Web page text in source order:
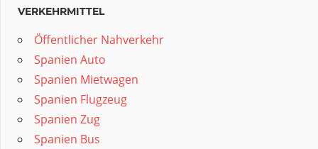
VERKEHRMITTEL
Öffentlicher Nahverkehr
Spanien Auto
Spanien Mietwagen
Spanien Flugzeug
Spanien Zug
Spanien Bus